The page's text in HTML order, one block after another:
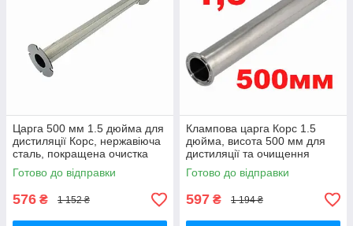
Царга 500 мм 1.5 дюйма для
дистиляції Корс, нержавіюча
сталь, покращена очистка
дистиляту
Готово до відправки
576 ₴ 1 152 ₴
Клампова царга Корс 1.5
дюйма, висота 500 мм для
дистиляції та очищення
дистиляту від домішок
Готово до відправки
597 ₴ 1 194 ₴